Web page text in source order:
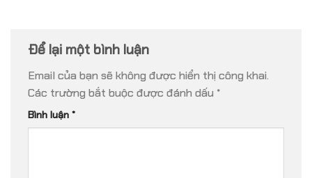
Để lại một bình luận
Email của bạn sẽ không được hiển thị công khai.
Các trường bắt buộc được đánh dấu *
Bình luận *